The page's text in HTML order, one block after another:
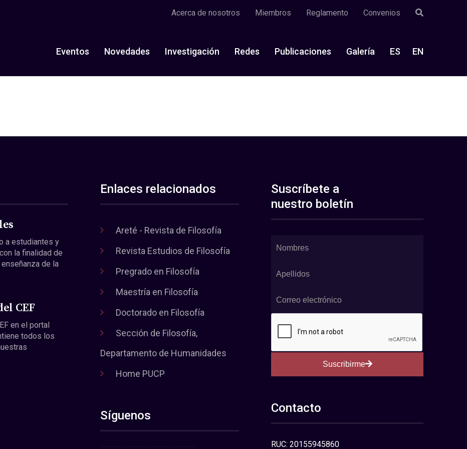
Acerca de nosotros Miembros Reglamento Convenios
Eventos Novedades Investigación Redes Publicaciones Galería ES EN
a estudiantes y
la finalidad de
de la
CEF
en el portal
todos los
Enlaces relacionados
Areté - Revista de Filosofía
Revista Estudios de Filosofía
Pregrado en Filosofía
Maestría en Filosofía
Doctorado en Filosofía
Sección de Filosofía,
Departamento de Humanidades
Home PUCP
Síguenos
Suscríbete a
nuestro boletín
Suscribirme
Contacto
RUC: 20155945860